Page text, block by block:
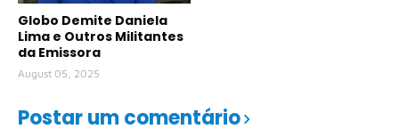
Globo Demite Daniela
Lima e Outros Militantes
da Emissora
August 05, 2025
Postar um comentário